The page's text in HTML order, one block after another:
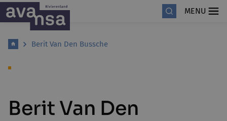
MENU
Berit Van Den Bussche
Berit Van Den